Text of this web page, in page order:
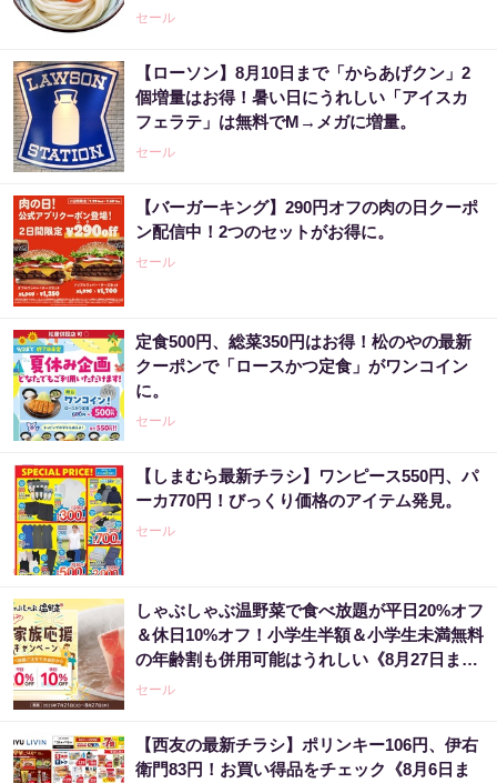
セール
【ローソン】8月10日まで「からあげクン」2
個増量はお得！暑い日にうれしい「アイスカ
フェラテ」は無料でM→メガに増量。
セール
【バーガーキング】290円オフの肉の日クーポ
ン配信中！2つのセットがお得に。
セール
定食500円、総菜350円はお得！松のやの最新
クーポンで「ロースかつ定食」がワンコイン
に。
セール
【しまむら最新チラシ】ワンピース550円、パ
ーカ770円！びっくり価格のアイテム発見。
セール
しゃぶしゃぶ温野菜で食べ放題が平日20%オフ
＆休日10%オフ！小学生半額＆小学生未満無料
の年齢割も併用可能はうれしい《8月27日ま
で》
セール
【西友の最新チラシ】ポリンキー106円、伊右
衛門83円！お買い得品をチェック《8月6日ま